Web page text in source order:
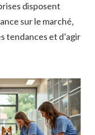
disposent
sur le marché,
tendances et d’agir